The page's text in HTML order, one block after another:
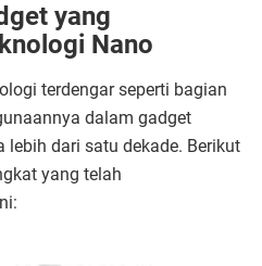
yang
Nano
terdengarseperti bagian
dalam gadget
lebih dari satu dekade. Berikut
yang telah